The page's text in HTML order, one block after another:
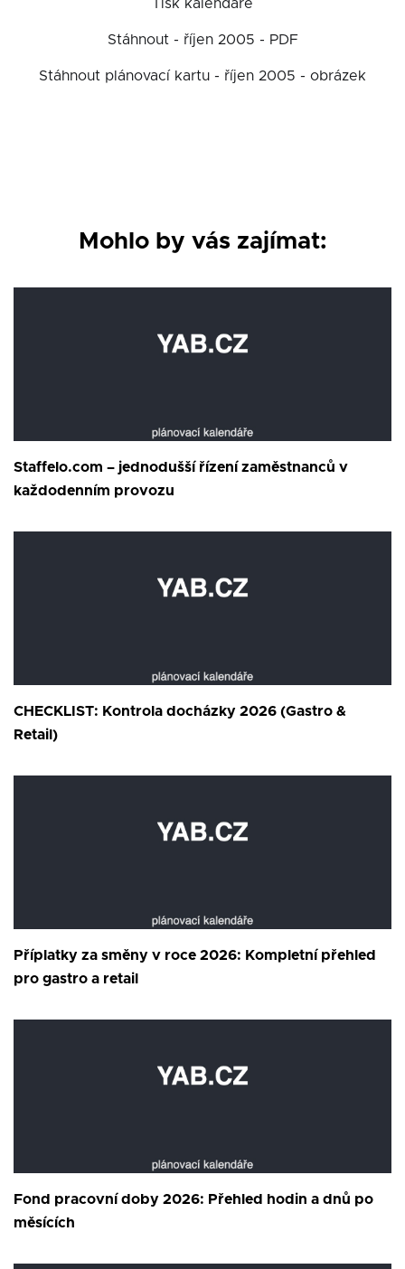
Tisk kalendáře
Stáhnout - říjen 2005 - PDF
Stáhnout plánovací kartu - říjen 2005 - obrázek
Mohlo by vás zajímat:
Staffelo.com – jednodušší řízení zaměstnanců v
každodenním provozu
CHECKLIST: Kontrola docházky 2026 (Gastro &
Retail)
Příplatky za směny v roce 2026: Kompletní přehled
pro gastro a retail
Fond pracovní doby 2026: Přehled hodin a dnů po
měsících